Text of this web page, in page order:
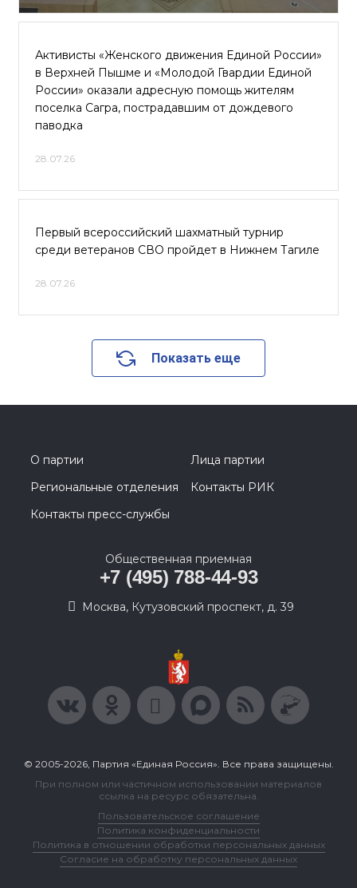
Активисты «Женского движения Единой России»
в Верхней Пышме и «Молодой Гвардии Единой
России» оказали адресную помощь жителям
поселка Сагра, пострадавшим от дождевого
паводка
28.07.26
Первый всероссийский шахматный турнир
среди ветеранов СВО пройдет в Нижнем Тагиле
28.07.26
Показать еще
О партии
Лица партии
Региональные отделения
Контакты РИК
Контакты пресс-службы
Общественная приемная
+7 (495) 788-44-93
Москва, Кутузовский проспект, д. 39
© 2005-2026, Партия «Единая Россия». Все права защищены.
При полном или частичном использовании материалов
ссылка на ресурс обязательна.
Пользовательское соглашение
Политика конфиденциальности
Политика в отношении обработки персональных данных
Согласие на обработку персональных данных